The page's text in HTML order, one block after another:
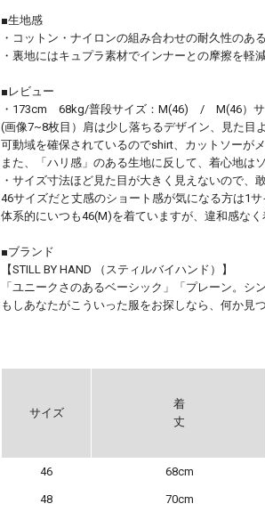
■生地感
・コットン・ナイロンの組み合わせの耐久性のあ
・裏地にはキュプラ素材でインナーとの摩擦を軽
■レビュー
・173cm 68kg/普段サイズ：M(46) / M(46）サ
(画像7~8枚目）肩は少し落ちるデザイン、見た目
可動域を確保されているのでshirt、カットソーが
また、「ハリ感」のある生地に反して、着心地は
・サイズ寸法ほど見た目が大きく見えないので、
46サイズだと丈感のショート感が気になる方は1
体系的にいつも46(M)を着ていますが、違和感な
■ブランド
【STILL BY HAND （スティルバイハンド）】
「ユニークさのあるベーシック」「プレーン。シ
もしあなたがこういった服をお探しなら、何か見
サイズ
着
丈
46 68cm
48 70cm